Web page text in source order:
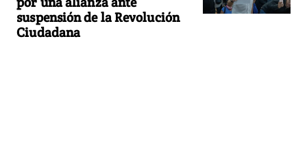
suspensión de la Revolución
Ciudadana